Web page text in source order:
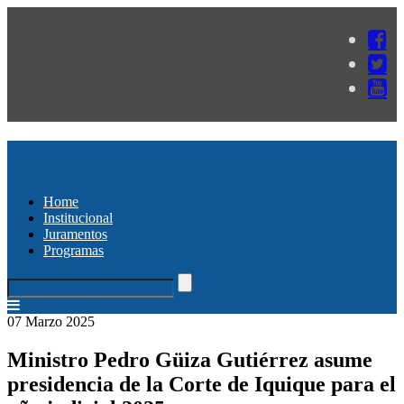
Home
Institucional
Juramentos
Programas
07 Marzo 2025
Ministro Pedro Güiza Gutiérrez asume
presidencia de la Corte de Iquique para el